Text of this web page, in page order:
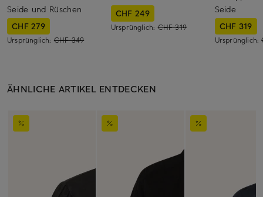
Seide und Rüschen
CHF 279
Ursprünglich: CHF 349
CHF 249
Ursprünglich:CHF 319
Seide
CHF 319
Ursprünglich:
ÄHNLICHE ARTIKEL ENTDECKEN